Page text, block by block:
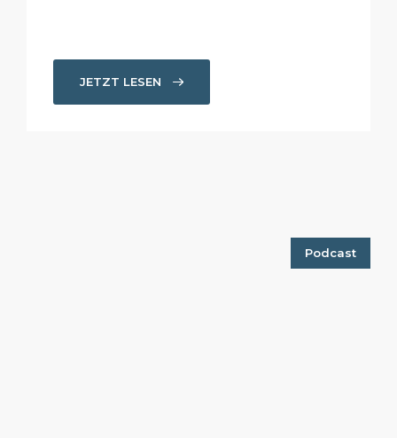
JETZT LESEN
Podcast